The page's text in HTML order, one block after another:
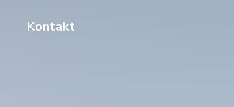
Kontakt